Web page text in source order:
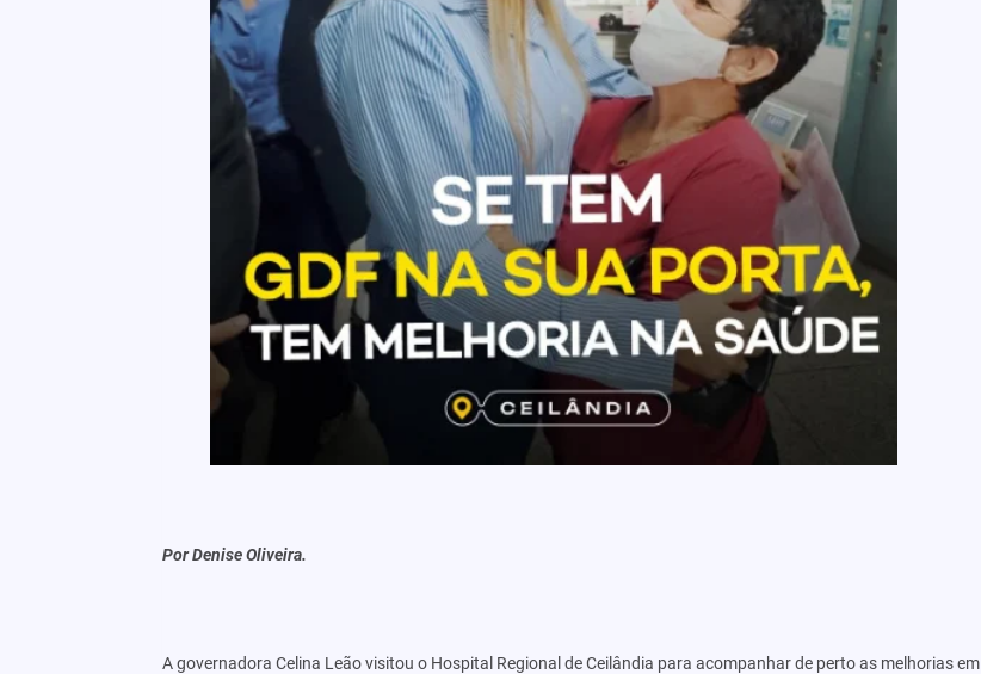
Por Denise Oliveira.
A governadora Celina Leão visitou o Hospital Regional de Ceilândia para acompanhar de perto as melhorias em